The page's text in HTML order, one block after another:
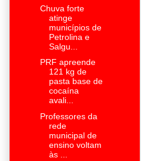
Chuva forte
atinge
municípios de
Petrolina e
Salgu...
PRF apreende
121 kg de
pasta base de
cocaína
avali...
Professores da
rede
municipal de
ensino voltam
às ...